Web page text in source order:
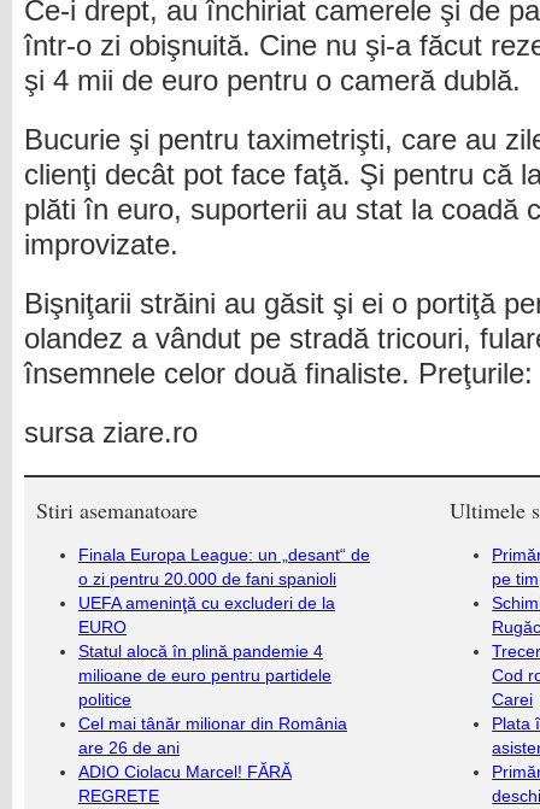
Ce-i drept, au închiriat camerele şi de
într-o zi obişnuită. Cine nu şi-a făcut
şi 4 mii de euro pentru o cameră dublă.
Bucurie şi pentru taximetrişti, care au
clienţi decât pot face faţă. Şi pentru că
plăti în euro, suporterii au stat la coadă
improvizate.
Bişniţarii străini au găsit şi ei o portiţă
olandez a vândut pe stradă tricouri,
însemnele celor două finaliste.
sursa ziare.ro
Stiri asemanatoare
Finala Europa League: un „desant“ de
o zi pentru 20.000 de fani spanioli
UEFA ameninţă cu excluderi de la
EURO
Statul alocă în plină pandemie 4
milioane de euro pentru partidele
politice
Cel mai tânăr milionar din România
are 26 de ani
ADIO Ciolacu Marcel! FĂRĂ
REGRETE
Ultimele
pe
Cod
Carei
Plata